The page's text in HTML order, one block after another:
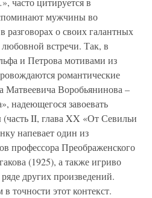
мужчины во
разговорах о своих галантных
встречи. Так, в
и Петрова мотивами из
романтические
Матвеевича Воробьянинова –
надеющегося завоевать
II, глава XX «От Севильи
напевает один из
профессора Преображенского
(1925), а также игриво
других произведений.
точности этот контекст.